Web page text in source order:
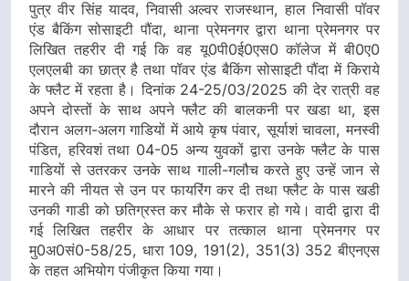
पुत्र वीर सिंह यादव, निवासी अल्वर राजस्थान, हाल निवासी पॉवर
एंड बैकिंग सोसाइटी पौंदा, थाना प्रेमनगर द्वारा थाना प्रेमनगर पर
लिखित तहरीर दी गई कि वह यू0पी0ई0एस0 कॉलेज में बी0ए0
एलएलबी का छात्र है तथा पॉवर एंड बैकिंग सोसाइटी पौंदा में किराये
के फ्लैट में रहता है। दिनांक 24-25/03/2025 की देर रात्री वह
अपने दोस्तों के साथ अपने फ्लैट की बालकनी पर खडा था, इस
दौरान अलग-अलग गाडियों में आये कृष पंवार, सूर्याशं चावला, मनस्वी
पंडित, हरिवशं तथा 04-05 अन्य युवकों द्वारा उनके फ्लैट के पास
गाडियों से उतरकर उनके साथ गाली-गलौच करते हुए उन्हें जान से
मारने की नीयत से उन पर फायरिंग कर दी तथा फ्लैट के पास खडी
उनकी गाडी को छतिग्रस्त कर मौके से फरार हो गये। वादी द्वारा दी
गई लिखित तहरीर के आधार पर तत्काल थाना प्रेमनगर पर
मु0अ0सं0-58/25, धारा 109, 191(2), 351(3) 352 बीएनएस
के तहत अभियोग पंजीकृत किया गया।